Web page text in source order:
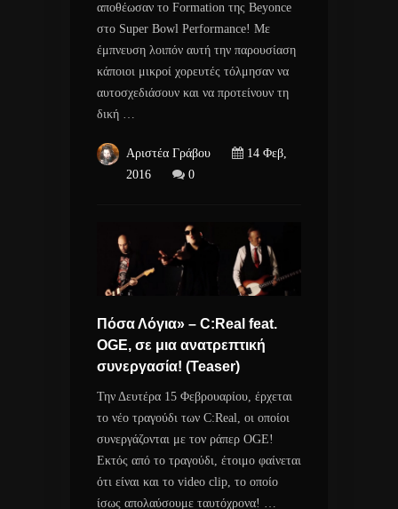
αποθέωσαν το Formation της Beyonce
στο Super Bowl Performance! Με
έμπνευση λοιπόν αυτή την παρουσίαση
κάποιοι μικροί χορευτές τόλμησαν να
αυτοσχεδιάσουν και να προτείνουν τη
δική …
Αριστέα Γράβου
14 Φεβ,
2016
0
Πόσα Λόγια» – C:Real feat.
OGE, σε μια ανατρεπτική
συνεργασία! (Teaser)
Την Δευτέρα 15 Φεβρουαρίου, έρχεται
το νέο τραγούδι των C:Real, οι οποίοι
συνεργάζονται με τον ράπερ OGE!
Εκτός από το τραγούδι, έτοιμο φαίνεται
ότι είναι και το video clip, το οποίο
ίσως απολαύσουμε ταυτόχρονα! …